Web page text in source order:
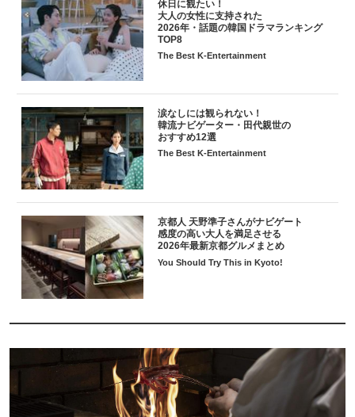
休日に観たい！
大人の女性に支持された
2026年・話題の韓国ドラマランキング
TOP8
The Best K-Entertainment
涙なしには観られない！
韓流ナビゲーター・田代親世の
おすすめ12選
The Best K-Entertainment
京都人 天野準子さんがナビゲート
感度の高い大人を満足させる
2026年最新京都グルメまとめ
You Should Try This in Kyoto!